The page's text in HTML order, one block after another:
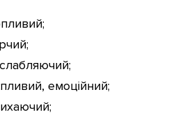
емоційний;